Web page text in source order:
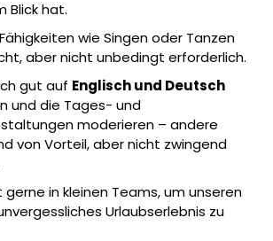
Blick hat.
wie Singen oder Tanzen
aber nicht unbedingt erforderlich.
gut auf Englisch und Deutsch
und die Tages- und
moderieren – andere
von Vorteil, aber nicht zwingend
in kleinen Teams, um unseren
Urlaubserlebnis zu